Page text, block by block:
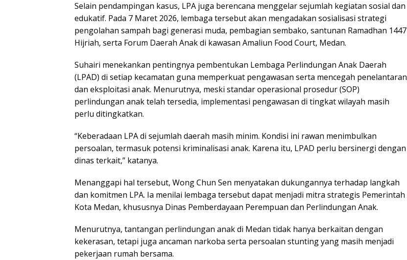
Selain pendampingan kasus, LPA juga berencana menggelar sejumlah kegiatan sosial dan
edukatif. Pada 7 Maret 2026, lembaga tersebut akan mengadakan sosialisasi strategi
pengolahan sampah bagi generasi muda, pembagian sembako, santunan Ramadhan 1447
Hijriah, serta Forum Daerah Anak di kawasan Amaliun Food Court, Medan.
Suhairi menekankan pentingnya pembentukan Lembaga Perlindungan Anak Daerah
(LPAD) di setiap kecamatan guna memperkuat pengawasan serta mencegah penelantaran
dan eksploitasi anak. Menurutnya, meski standar operasional prosedur (SOP)
perlindungan anak telah tersedia, implementasi pengawasan di tingkat wilayah masih
perlu ditingkatkan.
“Keberadaan LPA di sejumlah daerah masih minim. Kondisi ini rawan menimbulkan
persoalan, termasuk potensi kriminalisasi anak. Karena itu, LPAD perlu bersinergi dengan
dinas terkait,” katanya.
Menanggapi hal tersebut, Wong Chun Sen menyatakan dukungannya terhadap langkah
dan komitmen LPA. Ia menilai lembaga tersebut dapat menjadi mitra strategis Pemerintah
Kota Medan, khususnya Dinas Pemberdayaan Perempuan dan Perlindungan Anak.
Menurutnya, tantangan perlindungan anak di Medan tidak hanya berkaitan dengan
kekerasan, tetapi juga ancaman narkoba serta persoalan stunting yang masih menjadi
pekerjaan rumah bersama.